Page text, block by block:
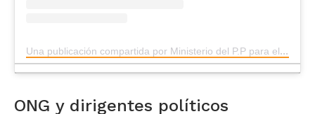
Una publicación compartida por Ministerio del P.P para el Servicio Penitenciario (@minserviciopenitenciario_ve)
ONG y dirigentes políticos